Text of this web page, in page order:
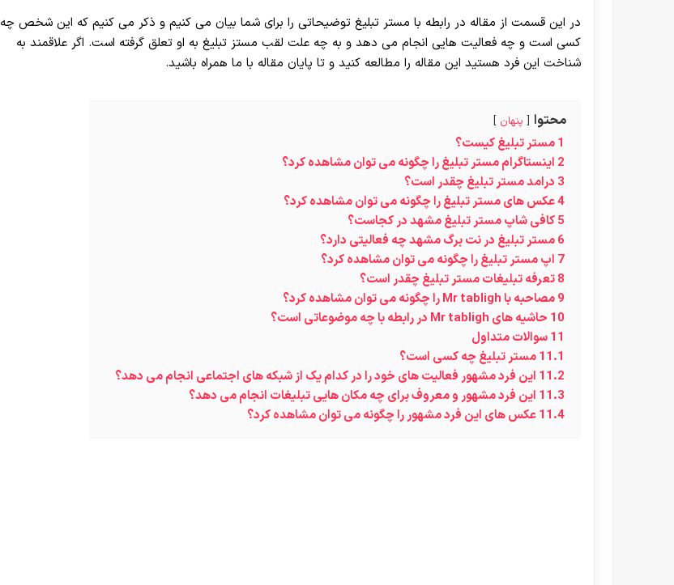
در این قسمت از مقاله در رابطه با مستر تبلیغ توضیحاتی را برای شما بیان می کنیم و ذکر می کنیم که این شخص چه
کسی است و چه فعالیت هایی انجام می دهد و به چه علت لقب مستز تبلیغ به او تعلق گرفته است. اگر علاقمند به
شناخت این فرد هستید این مقاله را مطالعه کنید و تا پایان مقاله با ما همراه باشید.
محتوا پنهان
1مستر تبلیغ کیست؟
2 اینستاگرام مستر تبلیغ را چگونه می توان مشاهده کرد؟
3 درامد مستر تبلیغ چقدر است؟
4عکس های مستر تبلیغ را چگونه می‌ توان مشاهده کرد؟
5کافی شاپ مستر تبلیغ مشهد در کجاست؟
6مستر تبلیغ در نت برگ مشهد چه فعالیتی دارد؟
7 اپ مستر تبلیغ را چگونه می توان مشاهده کرد؟
8تعرفه تبلیغات مستر تبلیغ چقدر است؟
9مصاحبه با Mr tabligh را چگونه می‌ توان مشاهده کرد؟
10 حاشیه های Mr tabligh در رابطه با چه موضوعاتی است؟
11سوالات متداول
11.1مستر تبلیغ چه کسی است؟
11.2 این فرد مشهور فعالیت های خود را در کدام یک از شبکه های اجتماعی انجام می دهد؟
11.3 این فرد مشهور و معروف برای چه مکان هایی تبلیغات انجام می دهد؟
11.4عکس های این فرد مشهور را چگونه می توان مشاهده کرد؟